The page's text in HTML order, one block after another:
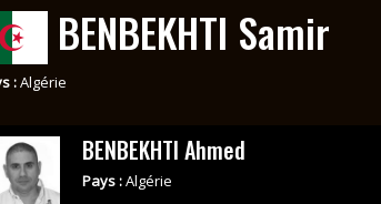
BENBEKHTI Samir
:Algérie
BENBEKHTI Ahmed
Pays :Algérie